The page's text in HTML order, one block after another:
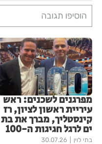
הוסיפו תגובה
מפרגנים לשכנים: ראש
עיריית ראשון לציון, רז
קינסטליך, מברך את בת
ים לרגל חגיגות ה-100
בתי לוין 30.07.26